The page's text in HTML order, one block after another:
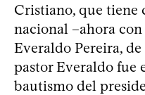
Cristiano, que tiene
nacional –ahora
Everaldo Pereira,
pastor Everaldo fue
bautismo del